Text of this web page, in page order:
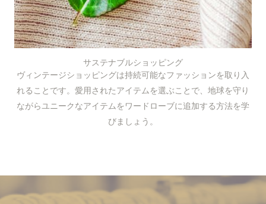
サステナブルショッピング
ヴィンテージショッピングは持続可能なファッションを取り入
れることです。愛用されたアイテムを選ぶことで、地球を守り
ながらユニークなアイテムをワードローブに追加する方法を学
びましょう。